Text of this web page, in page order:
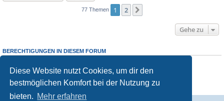
Diese Website nutzt Cookies, um dir den
bestmöglichen Komfort bei der Nutzung zu
bieten. Mehr erfahren
77 Themen 1 2
Gehe zu
BERECHTIGUNGEN IN DIESEM FORUM
Du darfst
keine Antworten zu Themen in diesem Forum erstellen.
Du darfst deine Beiträge in diesem Forumnichtändern.
Du darfst deine Beiträge in diesem Forum nicht löschen.
keine